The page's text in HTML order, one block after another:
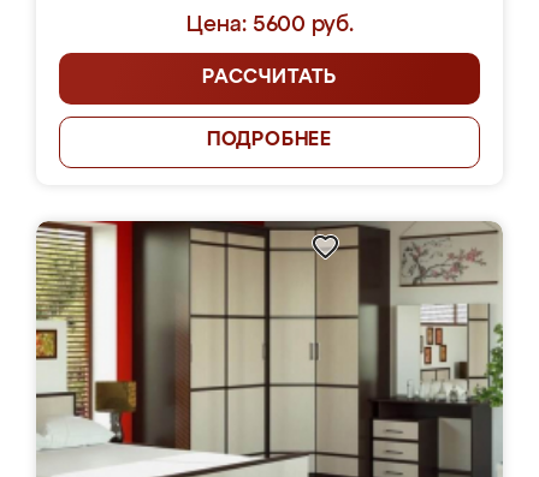
Цена: 5600 руб.
РАССЧИТАТЬ
ПОДРОБНЕЕ